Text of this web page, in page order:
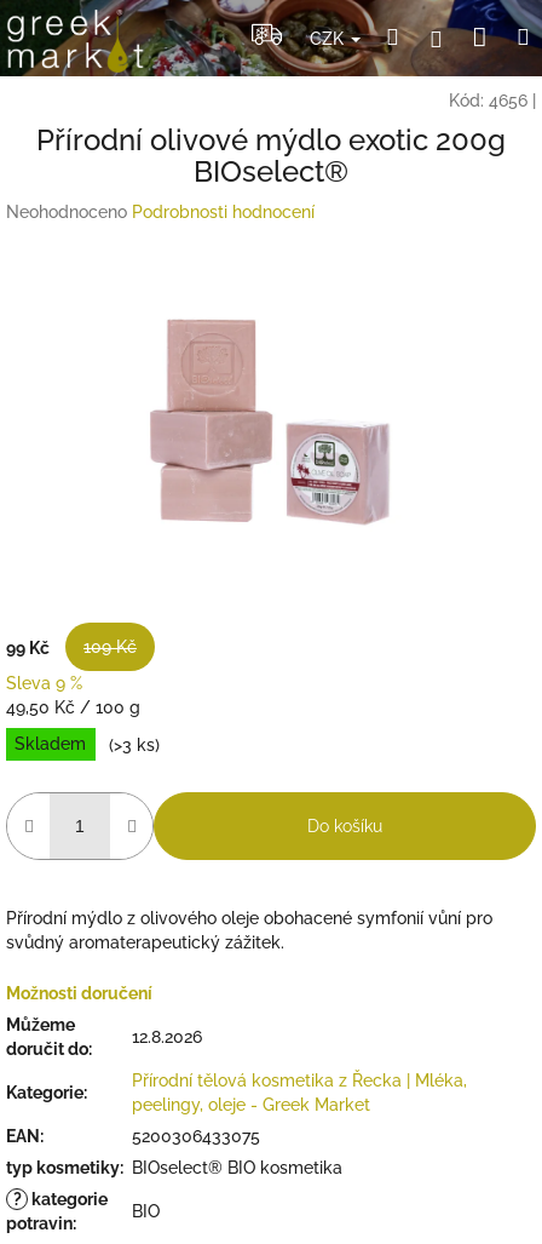
na
obsah
CZK HledatPřihlášení
Kód: 4656
Přírodní olivové mýdlo exotic 200g
BIOselect®
Průměrné
Neohodnoceno Podrobnosti hodnocení
99 Kč
109 Kč
Sleva 9 %
Měrná
cena:
49,50 Kč / 100 g
Skladem
(>3 ks)
Do košíku
Přírodní mýdlo z olivového oleje obohacené symfonií vůní pro
svůdný aromaterapeutický zážitek.
Možnosti doručení
Můžeme
doručit do:
12.8.2026
Kategorie:
Přírodní tělová kosmetika z Řecka | Mléka,
peelingy, oleje - Greek Market
EAN :
5200306433075
typ kosmetiky: BIOselect® BIO kosmetika
?
kategorie
potravin:
BIO